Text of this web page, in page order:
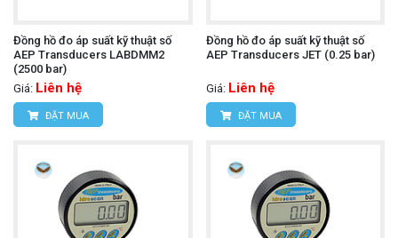
Đồng hồ đo áp suất kỹ thuật số
AEP Transducers LABDMM2
(2500 bar)
Giá: Liên hệ
ĐẶT MUA
Đồng hồ đo áp suất kỹ thuật số
AEP Transducers JET (0.25 bar)
Giá: Liên hệ
ĐẶT MUA